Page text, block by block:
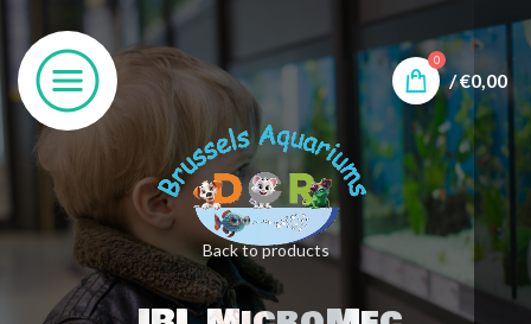
0
/€0,00
Back to products